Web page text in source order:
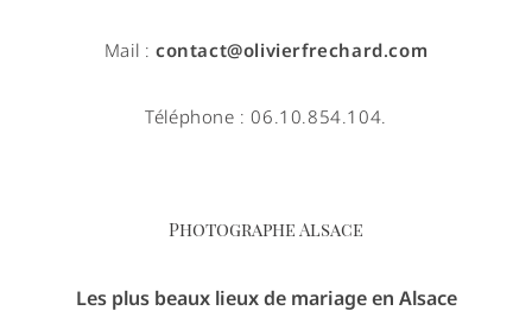
Mail : contact@olivierfrechard.com
Téléphone : 06.10.854.104.
Photographe Alsace
Les plus beaux lieux de mariage en Alsace